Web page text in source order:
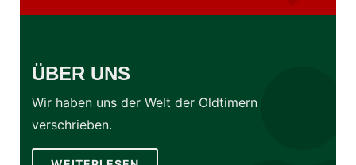
ÜBER UNS
Wir haben uns der Welt der Oldtimern
verschrieben.